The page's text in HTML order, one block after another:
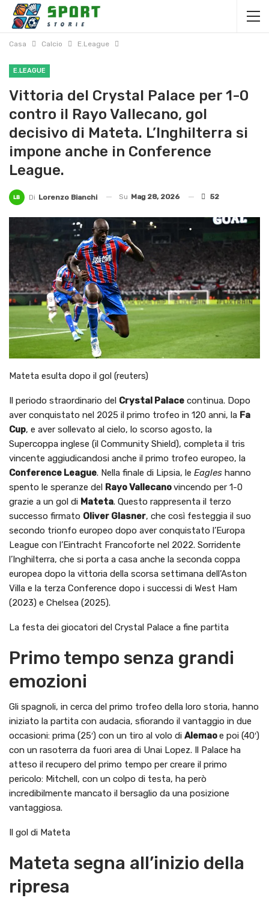
Casa Calcio E.League
E.LEAGUE
Vittoria del Crystal Palace per 1-0
contro il Rayo Vallecano, gol
decisivo di Mateta. L’Inghilterra si
impone anche in Conference
League.
Di Lorenzo Bianchi Su Mag 28, 2026 52
Mateta esulta dopo il gol (reuters)
Il periodo straordinario del Crystal Palace continua. Dopo
aver conquistato nel 2025 il primo trofeo in 120 anni, la Fa
Cup, e aver sollevato al cielo, lo scorso agosto, la
Supercoppa inglese (il Community Shield), completa il tris
vincente aggiudicandosi anche il primo trofeo europeo, la
Conference League. Nella finale di Lipsia, le Eagles hanno
spento le speranze del Rayo Vallecanovincendo per 1-0
grazie a un gol di Mateta. Questo rappresenta il terzo
successo firmato Oliver Glasner, che così festeggia il suo
secondo trionfo europeo dopo aver conquistato l’Europa
League con l’Eintracht Francoforte nel 2022. Sorridente
l’Inghilterra, che si porta a casa anche la seconda coppa
europea dopo la vittoria della scorsa settimana dell’Aston
Villa e la terza Conference dopo i successi di West Ham
(2023) e Chelsea (2025).
La festa dei giocatori del Crystal Palace a fine partita
Primo tempo senza grandi
emozioni
Gli spagnoli, in cerca del primo trofeo della loro storia, hanno
iniziato la partita con audacia, sfiorando il vantaggio in due
occasioni: prima (25′) con un tiro al volo di Alemaoe poi (40′)
con un rasoterra da fuori area di Unai Lopez. Il Palace ha
atteso il recupero del primo tempo per creare il primo
pericolo: Mitchell, con un colpo di testa, ha però
incredibilmente mancato il bersaglio da una posizione
vantaggiosa.
Il gol di Mateta
Mateta segna all’inizio della
ripresa